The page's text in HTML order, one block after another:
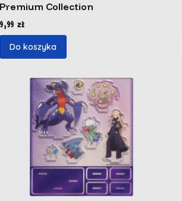
Premium Collection
Cena
9,99 zł
Do koszyka